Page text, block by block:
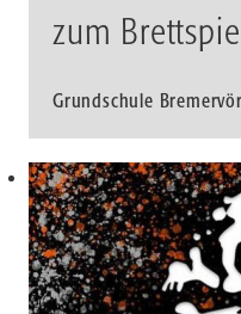
zum
Grundschule